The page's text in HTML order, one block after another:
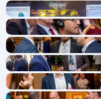
Учасники
Стенд і реклама
EN